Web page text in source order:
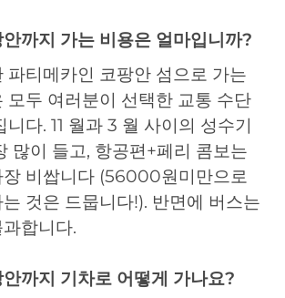
까지 가는 비용은 얼마입니까?
파티메카인 코팡안 섬으로 가는
모두 여러분이 선택한 교통 수단
다. 11 월과 3 월 사이의 성수기
많이 들고, 항공편+페리 콤보는
장 비쌉니다 (56000원미만으로
것은 드뭅니다!). 반면에 버스는
합니다.
까지 기차로 어떻게 가나요?